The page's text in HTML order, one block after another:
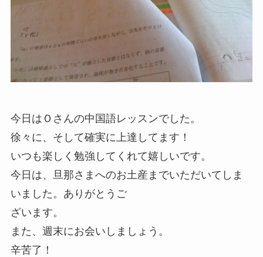
今日はＯさんの中国語レッスンでした。
徐々に、そして確実に上達してます！
いつも楽しく勉強してくれて嬉しいです。
今日は、旦那さまへのお土産までいただいてしま
いました。ありがとうご
ざいます。
また、週末にお会いしましょう。
辛苦了！